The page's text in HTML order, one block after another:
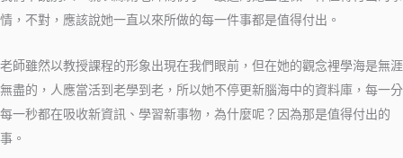
情，不對，應該說她一直以來所做的每一件事都是值得付出。
老師雖然以教授課程的形象出現在我們眼前，但在她的觀念裡學海是無涯
無盡的，人應當活到老學到老，所以她不停更新腦海中的資料庫，每一分
每一秒都在吸收新資訊、學習新事物，為什麼呢？因為那是值得付出的
事。